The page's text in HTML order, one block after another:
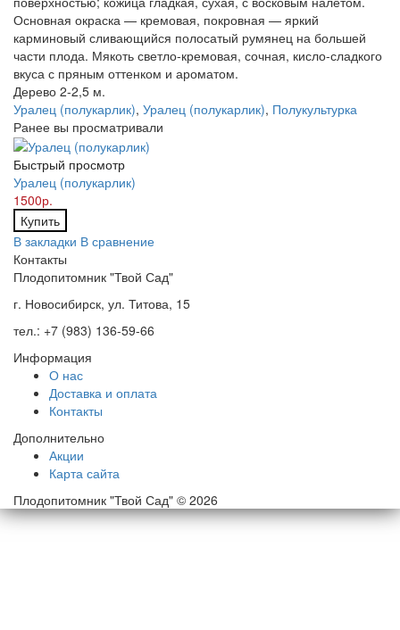
Основная окраска — кремовая, покровная — яркий
карминовый сливающийся полосатый румянец на большей
части плода. Мякоть светло-кремовая, сочная, кисло-сладкого
вкуса с пряным оттенком и ароматом.
Дерево 2-2,5 м.
Уралец (полукарлик), Уралец (полукарлик), Полукультурка
Ранее вы просматривали
Быстрый просмотр
Уралец (полукарлик)
1500р.
Купить
В закладки В сравнение
Контакты
Плодопитомник "Твой Сад"
г. Новосибирск, ул. Титова, 15
тел.: +7 (983) 136-59-66
Информация
О нас
Доставка и оплата
Контакты
Дополнительно
Акции
Карта сайта
Плодопитомник "Твой Сад" © 2026